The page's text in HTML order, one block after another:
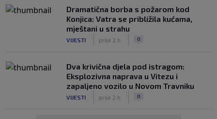
Dramatična borba s požarom kod
Konjica: Vatra se približila kućama,
mještani u strahu
VIJESTI prije 2 h 0
Dva krivična djela pod istragom:
Eksplozivna naprava u Vitezu i
zapaljeno vozilo u Novom Travniku
VIJESTI prije 2 h 0